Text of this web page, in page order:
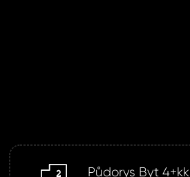
Půdorys Byt 4+kk